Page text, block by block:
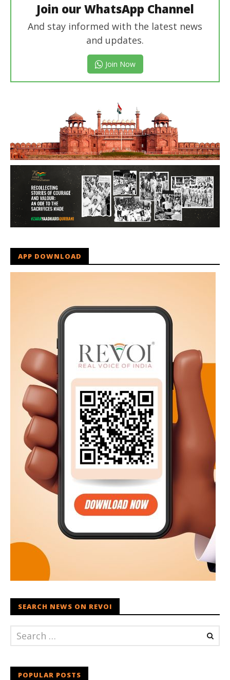
Join our WhatsApp Channel
And stay informed with the latest news
and updates.
Join Now
APP DOWNLOAD
SEARCH NEWS ON REVOI
POPULAR POSTS